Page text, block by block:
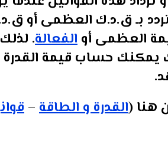
بـ ق.د.ك العظمى أو
العظمى أوالفعالة.
يمكنك حساب قيمة القدرة
هنا (القدرة و الطاقة–